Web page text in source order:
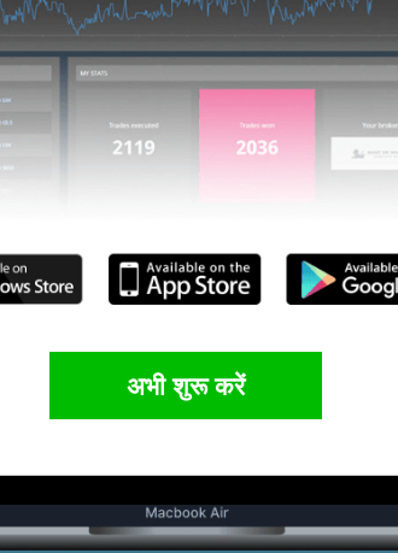
अभी शुरू करें